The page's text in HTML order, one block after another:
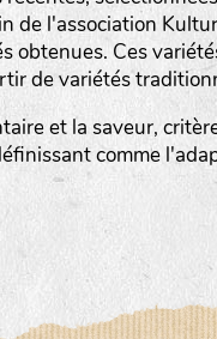
de l'association
obtenues. Ces
de variétés
et la saveur,
comme
(GDP)
(LBAG)
(LBG)